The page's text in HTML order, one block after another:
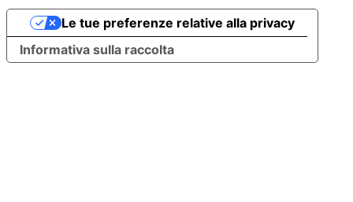
Informativa sulla raccolta
Le tue preferenze relative alla privacy